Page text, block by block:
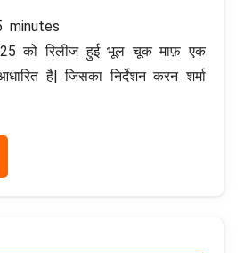
minutes
को रिलीज हुई भूल चूक माफ़ एक
है| जिसका निर्देशन करन शर्मा